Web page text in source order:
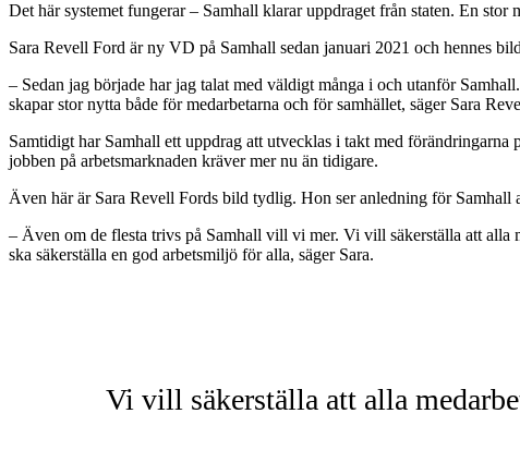
Det här systemet fungerar – Samhall klarar uppdraget från staten. En
Sara Revell Ford är ny VD på Samhall sedan januari 2021 och hennes
– Sedan jag började har jag talat med väldigt många i och utanför
skapar stor nytta både för medarbetarna och för samhället, säger Sara
Samtidigt har Samhall ett uppdrag att utvecklas i takt med
jobben på arbetsmarknaden kräver mer nu än tidigare.
Även här är Sara Revell Fords bild tydlig. Hon ser anledning för Samhall
– Även om de flesta trivs på Samhall vill vi mer. Vi vill säkerställa att alla
ska säkerställa en god arbetsmiljö för alla, säger Sara.
Vi vill säkerställa att alla